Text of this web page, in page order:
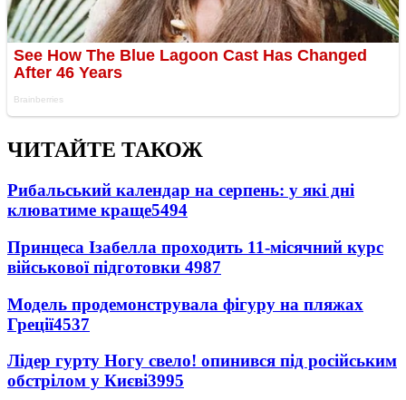
ЧИТАЙТЕ ТАКОЖ
Рибальський календар на серпень: у які дні
клюватиме краще5494
Принцеса Ізабелла проходить 11-місячний курс
військової підготовки 4987
Модель продемонструвала фігуру на пляжах
Греції4537
Лідер гурту Ногу свело! опинився під російським
обстрілом у Києві3995